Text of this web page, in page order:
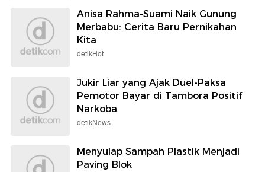
Anisa Rahma-Suami Naik Gunung
Merbabu: Cerita Baru Pernikahan
Kita
detikHot
Jukir Liar yang Ajak Duel-Paksa
Pemotor Bayar di Tambora Positif
Narkoba
detikNews
Menyulap Sampah Plastik Menjadi
Paving Blok